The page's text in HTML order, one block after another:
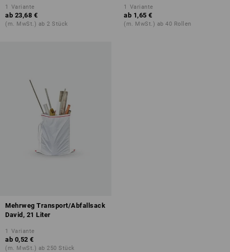
1 Variante
ab 23,68 €
(m. MwSt.) ab 2 Stück
1 Variante
ab 1,65 €
(m. MwSt.) ab 40 Rollen
Mehrweg Transport/Abfallsack
David, 21 Liter
1 Variante
ab 0,52 €
(m. MwSt.) ab 250 Stück